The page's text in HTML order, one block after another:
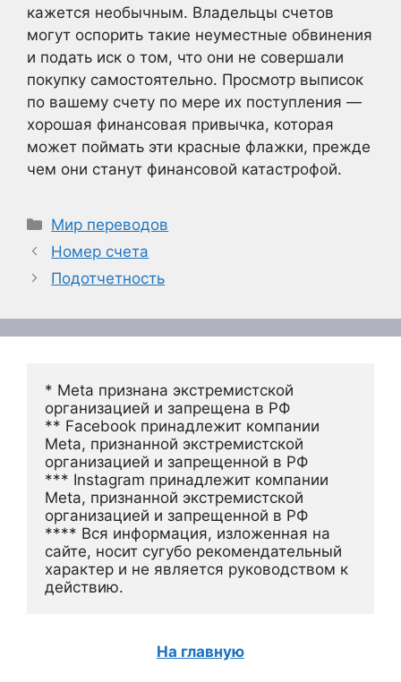
кажется необычным. Владельцы счетов
могут оспорить такие неуместные обвинения
и подать иск о том, что они не совершали
покупку самостоятельно. Просмотр выписок
по вашему счету по мере их поступления —
хорошая финансовая привычка, которая
может поймать эти красные флажки, прежде
чем они станут финансовой катастрофой.
Рубрики
Мир переводов
Номер счета
Подотчетность
* Meta признана экстремистской
организацией и запрещена в РФ
** Facebook принадлежит компании
Meta, признанной экстремистской
организацией и запрещенной в РФ
*** Instagram принадлежит компании
Meta, признанной экстремистской
организацией и запрещенной в РФ
**** Вся информация, изложенная на
сайте, носит сугубо рекомендательный
характер и не является руководством к
действию.
На главную